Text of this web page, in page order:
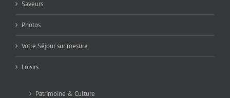
Saveurs
Photos
Votre Séjour sur mesure
Loisirs
Patrimoine & Culture